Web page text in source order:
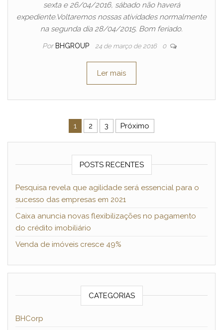
sexta e 26/04/2016, sábado não haverá
expediente.Voltaremos nossas atividades normalmente
na segunda dia 28/04/2015. Bom feriado.
Por BHGROUP 24 de março de 2016 0
Ler mais
Paginação de posts
1 2 3 Próximo
POSTS RECENTES
Pesquisa revela que agilidade será essencial para o
sucesso das empresas em 2021
Caixa anuncia novas flexibilizações no pagamento
do crédito imobiliário
Venda de imóveis cresce 49%
CATEGORIAS
BHCorp